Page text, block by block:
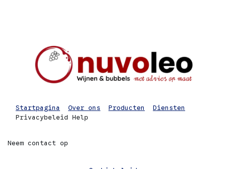
Startpagina Over ons Producten
Diensten
Privacybeleid Help
Neem contact op